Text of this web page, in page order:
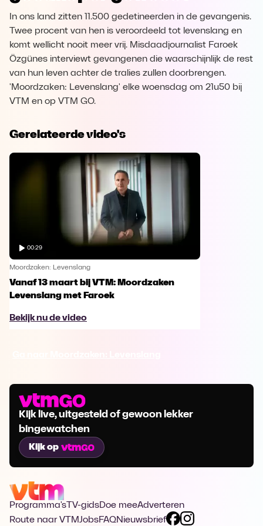
In ons land zitten 11.500 gedetineerden in de gevangenis.
Twee procent van hen is veroordeeld tot levenslang en
komt wellicht nooit meer vrij. Misdaadjournalist Faroek
Özgünes interviewt gevangenen die waarschijnlijk de rest
van hun leven achter de tralies zullen doorbrengen.
'Moordzaken: Levenslang' elke woensdag om 21u50 bij
VTM en op VTM GO.
Gerelateerde video's
00:29
Moordzaken: Levenslang
Vanaf 13 maart bij VTM: Moordzaken
Levenslang met Faroek
Bekijk nu de video
Kijk live, uitgesteld of gewoon lekker
bingewatchen
Kijk op
Programma's TV-gidsDoe meeAdverteren
Route naar VTMJobsFAQNieuwsbrief